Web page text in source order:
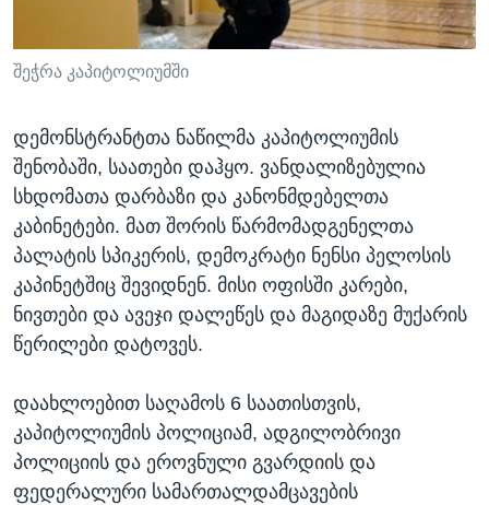
შეჭრა კაპიტოლიუმში
დემონსტრანტთა ნაწილმა კაპიტოლიუმის
შენობაში, საათები დაჰყო. ვანდალიზებულია
სხდომათა დარბაზი და კანონმდებელთა
კაბინეტები. მათ შორის წარმომადგენელთა
პალატის სპიკერის, დემოკრატი ნენსი პელოსის
კაპინეტშიც შევიდნენ. მისი ოფისში კარები,
ნივთები და ავეჯი დალეწეს და მაგიდაზე მუქარის
წერილები დატოვეს.
დაახლოებით საღამოს 6 საათისთვის,
კაპიტოლიუმის პოლიციამ, ადგილობრივი
პოლიციის და ეროვნული გვარდიის და
ფედერალური სამართალდამცავების